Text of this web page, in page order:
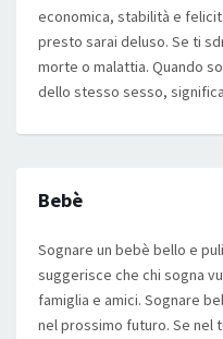
economica, stabilità e
presto sarai deluso. Se ti
morte o malattia. Quando
dello stesso sesso,
Bebè
Sognare un bebè bello e
suggerisce che chi sogna
famiglia e amici. Sognare
nel prossimo futuro. Se nel